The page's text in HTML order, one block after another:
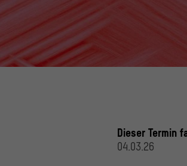
© Stiftung Humboldt Forum im Berliner Schloss,
Dieser Termin
04.03.26